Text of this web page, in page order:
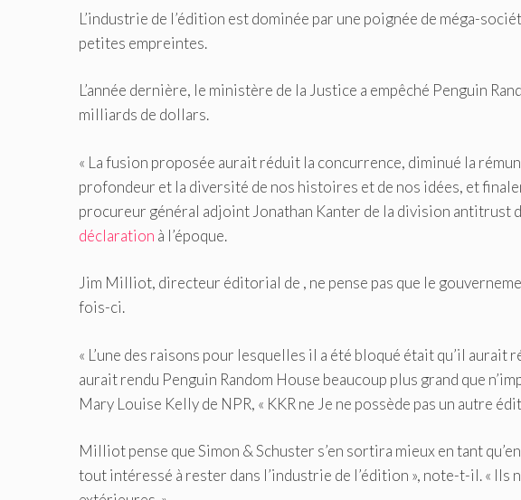
L’industrie de l’édition est dominée par une poignée de méga-
petites empreintes.
L’année dernière, le ministère de la Justice a empêché Penguin
milliards de dollars.
« La fusion proposée aurait réduit la concurrence, diminué la
profondeur et la diversité de nos histoires et de nos idées, et
procureur général adjoint Jonathan Kanter de la division antitrust
déclaration à l’époque.
Jim Milliot, directeur éditorial de , ne pense pas que le
fois-ci.
« L’une des raisons pour lesquelles il a été bloqué était qu’il
aurait rendu Penguin Random House beaucoup plus grand que
Mary Louise Kelly de NPR, « KKR ne Je ne possède pas un autre
Milliot pense que Simon & Schuster s’en sortira mieux en tant
tout intéressé à rester dans l’industrie de l’édition », note-t-il. « Ils